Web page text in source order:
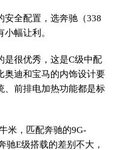
安全配置，选奔驰（338
幅让利。
是很优秀，这是C级中配
奥迪和宝马的内饰设计要
、前排电加热功能都是标
米，匹配奔驰的9G-
驰E级搭载的差别不大，